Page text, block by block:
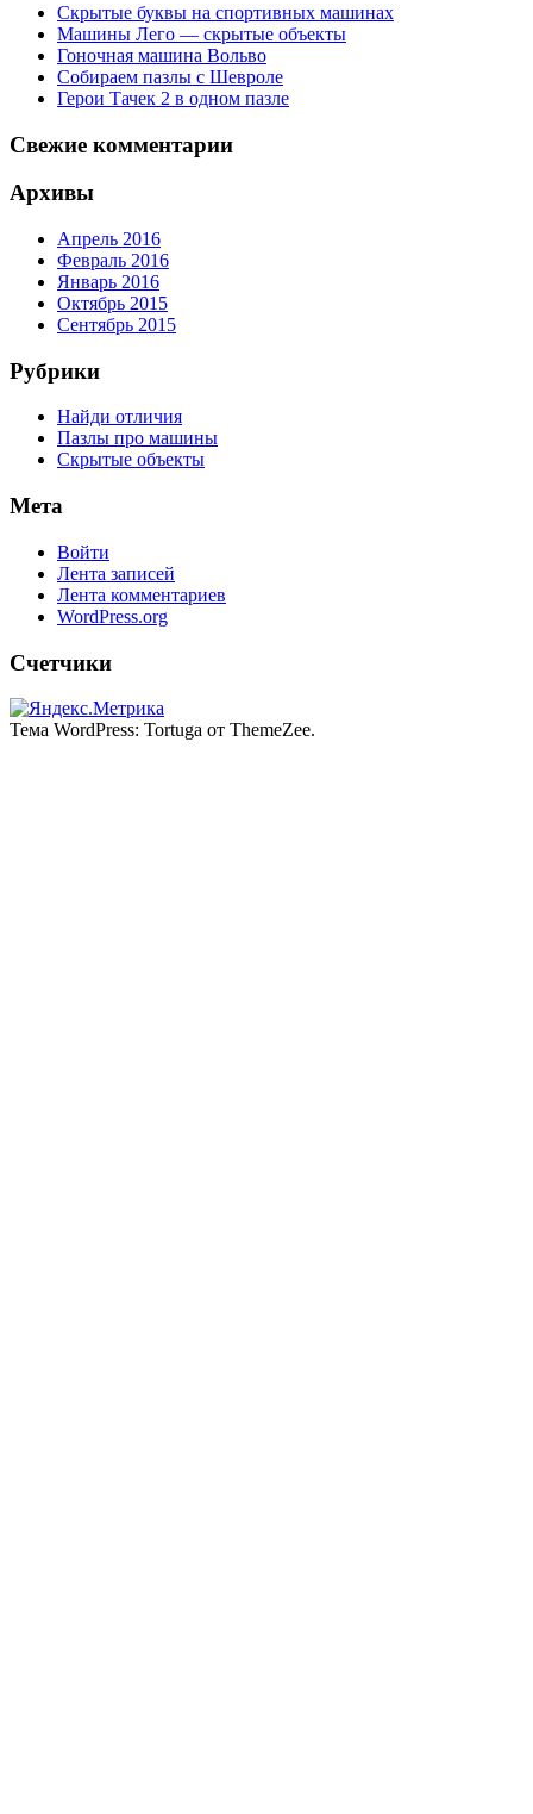
Скрытые буквы на спортивных машинах
Машины Лего — скрытые объекты
Гоночная машина Вольво
Собираем пазлы с Шевроле
Герои Тачек 2 в одном пазле
Свежие комментарии
Архивы
Апрель 2016
Февраль 2016
Январь 2016
Октябрь 2015
Сентябрь 2015
Рубрики
Найди отличия
Пазлы про машины
Скрытые объекты
Мета
Войти
Лента записей
Лента комментариев
WordPress.org
Счетчики
Тема WordPress: Tortuga от ThemeZee.